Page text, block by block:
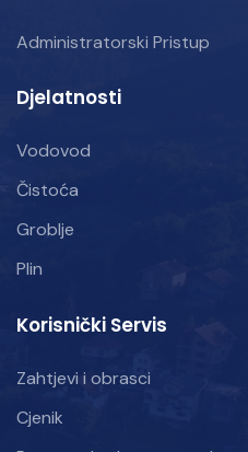
Administratorski Pristup
Djelatnosti
Vodovod
Čistoća
Groblje
Plin
Korisnički Servis
Zahtjevi i obrasci
Cjenik